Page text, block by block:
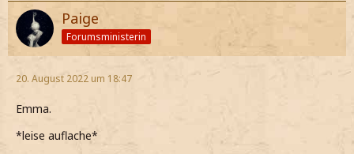
Paige
Forumsministerin
20. August 2022 um 18:47
Emma.
*leise auflache*